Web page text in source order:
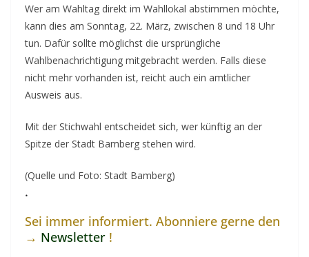
Wer am Wahltag direkt im Wahllokal abstimmen möchte,
kann dies am Sonntag, 22. März, zwischen 8 und 18 Uhr
tun. Dafür sollte möglichst die ursprüngliche
Wahlbenachrichtigung mitgebracht werden. Falls diese
nicht mehr vorhanden ist, reicht auch ein amtlicher
Ausweis aus.
Mit der Stichwahl entscheidet sich, wer künftig an der
Spitze der Stadt Bamberg stehen wird.
(Quelle und Foto: Stadt Bamberg)
.
Sei immer informiert. Abonniere gerne den
→ Newsletter !